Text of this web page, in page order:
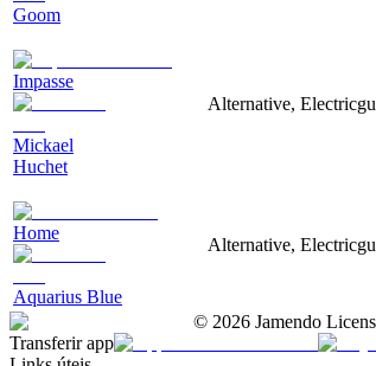
Goom
Impasse
Mickael
Huchet
Alternative,
Home
Aquarius Blue
Alternative,
© 2026 Jamendo
Transferir app